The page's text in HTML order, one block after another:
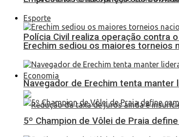
Polícia Civil realiza operação contra
Economia
Esporte
Erechim sediou os maiores torneios
Navegador de Erechim tenta manter
5º Champion de Vôlei de Praia